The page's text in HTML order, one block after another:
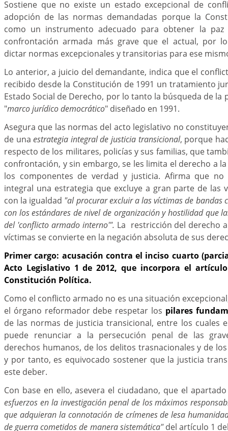
Sostiene que no existe un estado excepcional de
adopción de las normas demandadas porque la
como un instrumento adecuado para obtener la
confrontación armada más grave que el actual, por
dictar normas excepcionales y transitorias para ese
Lo anterior, a juicio del demandante, indica que el
recibido desde la Constitución de 1991 un tratamiento
Estado Social de Derecho, por lo tanto la búsqueda de la
"marco jurídico democrático" diseñado en 1991.
Asegura que las normas del acto legislativo no
de unaestrategia integral de justicia transicional, porque
respecto de los militares, policías y sus familias, que
confrontación, y sin embargo, se les limita el derecho a
los componentes de verdad y justicia. Afirma que no
integral una estrategia que excluye a gran parte de las
con la igualdad "al procurar excluir a las víctimas de bandas
con los estándares de nivel de organización y hostilidad que
del 'conflicto armado interno'". La restricción del derecho
víctimas se convierte en la negación absoluta de sus
Primer cargo: acusación contra el inciso cuarto
Acto Legislativo 1 de 2012, que incorpora el
Constitución Política.
Como el conflicto armado no es una situación
el órgano reformador debe respetar los pilares
de las normas de justicia transicional, entre los cuales
puede renunciar a la persecución penal de las
derechos humanos, de los delitos trasnacionales y de
y por tanto, es equivocado sostener que la justicia
este deber.
Con base en ello, asevera el ciudadano, que el
esfuerzos en la investigación penal de los máximos
que adquieran la connotación de crímenes de lesa
de guerra cometidos de manera sistemática"del artículo 1